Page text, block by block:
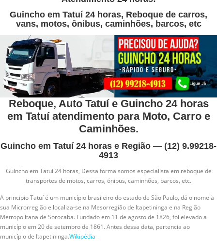
Guincho em Tatuí 24 horas, Reboque de carros,
vans, motos, ônibus, caminhões, barcos, etc
Reboque, Auto Tatuí e Guincho 24 horas
em Tatuí atendimento para Moto, Carro e
Caminhões.
Guincho em Tatuí 24 horas e Região — (12) 9.99218-
4913
Guincho em Tatuí 24 horas, Dessa forma somos especialista em reboque de
transportes de motos, carros, ónibus, caminhões, barcos, etc.
A principio Tatuí é um município brasileiro do estado de São Paulo, dá o nome à
sua Microrregião e localiza-se na Mesorregião de Itapetininga e na Região
Metropolitana de Sorocaba. Fundado em 11 de agosto de 1826, foi elevado a
município em 20 de setembro de 1861. Antes dessa data, pertencia ao
município de Itapetininga.Wikipédia